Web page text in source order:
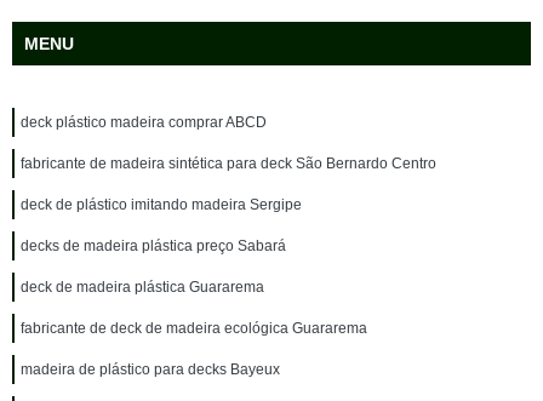
MENU
deck plástico madeira comprar ABCD
fabricante de madeira sintética para deck São Bernardo Centro
deck de plástico imitando madeira Sergipe
decks de madeira plástica preço Sabará
deck de madeira plástica Guararema
fabricante de deck de madeira ecológica Guararema
madeira de plástico para decks Bayeux